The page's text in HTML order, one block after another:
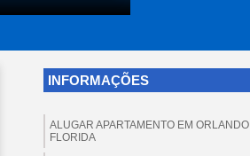
INFORMAÇÕES
ALUGAR APARTAMENTO EM ORLANDO
FLORIDA